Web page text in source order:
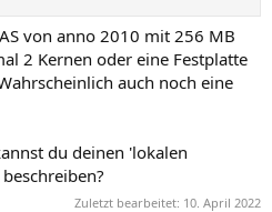
von anno 2010 mit 256 MB
2 Kernen oder eine Festplatte
auch noch eine
du deinen 'lokalen
Zuletzt bearbeitet: 10. April 2022